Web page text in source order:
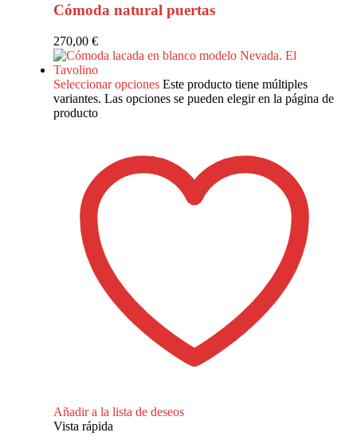
Cómoda natural puertas
270,00€
Seleccionar opciones Este producto tiene múltiples
variantes. Las opciones se pueden elegir en la página de
producto
Añadir a la lista de deseos
Vista rápida